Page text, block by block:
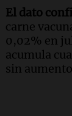
del sol en
El dato
carne
0,02% en
acumula
sin